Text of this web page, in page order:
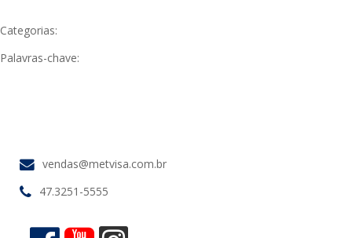
Categorias:
Palavras-chave:
vendas@metvisa.com.br
47.3251-5555